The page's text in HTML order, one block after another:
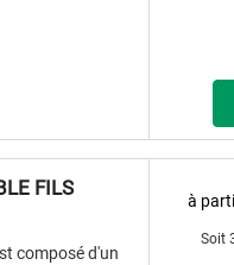
FILS
composé d'un
à
Soit